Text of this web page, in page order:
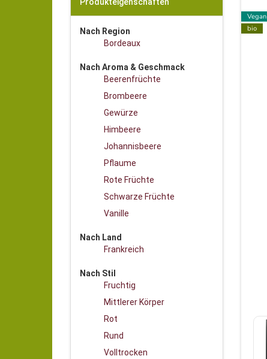
Nach Region
Bordeaux
Nach Aroma & Geschmack
Beerenfrüchte
Brombeere
Gewürze
Himbeere
Johannisbeere
Pflaume
Rote Früchte
Schwarze Früchte
Vanille
Nach Land
Frankreich
Nach Stil
Fruchtig
Mittlerer Körper
Rot
Rund
Volltrocken
Vegan
bio